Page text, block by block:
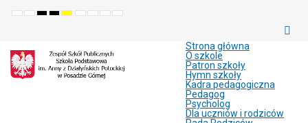
Default
NightHigh
mode
High
mode
High
mode
SetSetMake
Set
Strona główna
O szkole
Patron szkoły
Hymn szkoły
Kadra pedagogiczna
Pedagog
Psycholog
Dla uczniów i rodziców